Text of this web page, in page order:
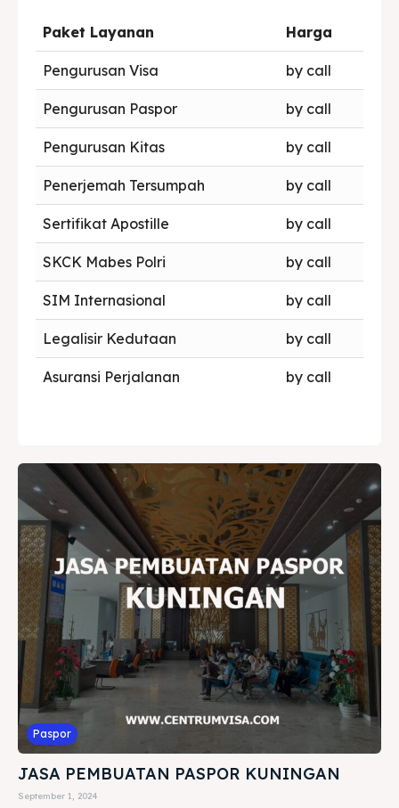
Paket Layanan Harga
Pengurusan Visa by call
Pengurusan Paspor by call
Pengurusan Kitas by call
Penerjemah Tersumpah by call
Sertifikat Apostille by call
SKCK Mabes Polri by call
SIM Internasional by call
Legalisir Kedutaan by call
Asuransi Perjalanan by call
Paspor
JASA PEMBUATAN PASPOR KUNINGAN
September 1, 2024